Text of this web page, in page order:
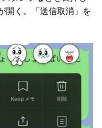
開く。「送信取消」を